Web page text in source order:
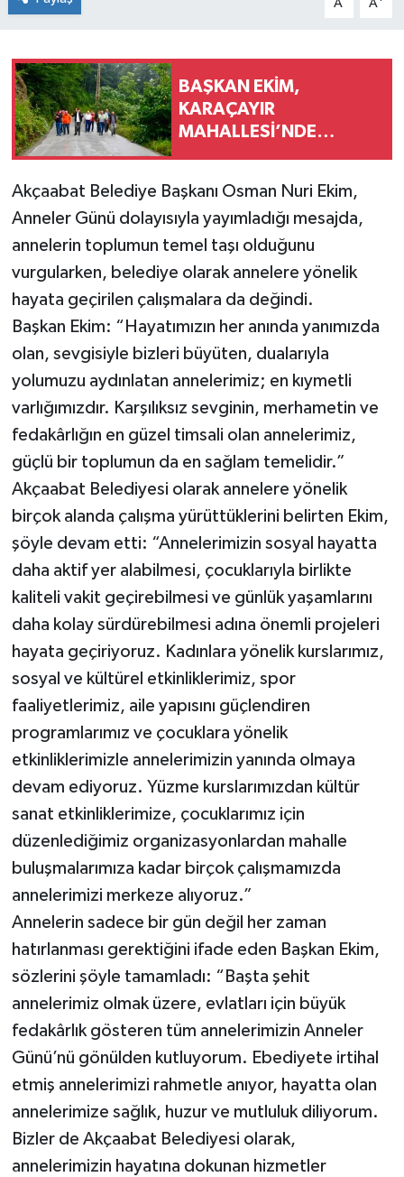
A A
BAŞKAN EKİM,
KARAÇAYIR
MAHALLESİ’NDE
ÇALIŞMALARINI
İNCELEDİ
Akçaabat Belediye Başkanı Osman Nuri Ekim,
Anneler Günü dolayısıyla yayımladığı mesajda,
annelerin toplumun temel taşı olduğunu
vurgularken, belediye olarak annelere yönelik
hayata geçirilen çalışmalara da değindi.
Başkan Ekim: “Hayatımızın her anında yanımızda
olan, sevgisiyle bizleri büyüten, dualarıyla
yolumuzu aydınlatan annelerimiz; en kıymetli
varlığımızdır. Karşılıksız sevginin, merhametin ve
fedakârlığın en güzel timsali olan annelerimiz,
güçlü bir toplumun da en sağlam temelidir.”
Akçaabat Belediyesi olarak annelere yönelik
birçok alanda çalışma yürüttüklerini belirten Ekim,
şöyle devam etti: “Annelerimizin sosyal hayatta
daha aktif yer alabilmesi, çocuklarıyla birlikte
kaliteli vakit geçirebilmesi ve günlük yaşamlarını
daha kolay sürdürebilmesi adına önemli projeleri
hayata geçiriyoruz. Kadınlara yönelik kurslarımız,
sosyal ve kültürel etkinliklerimiz, spor
faaliyetlerimiz, aile yapısını güçlendiren
programlarımız ve çocuklara yönelik
etkinliklerimizle annelerimizin yanında olmaya
devam ediyoruz. Yüzme kurslarımızdan kültür
sanat etkinliklerimize, çocuklarımız için
düzenlediğimiz organizasyonlardan mahalle
buluşmalarımıza kadar birçok çalışmamızda
annelerimizi merkeze alıyoruz.”
Annelerin sadece bir gün değil her zaman
hatırlanması gerektiğini ifade eden Başkan Ekim,
sözlerini şöyle tamamladı: “Başta şehit
annelerimiz olmak üzere, evlatları için büyük
fedakârlık gösteren tüm annelerimizin Anneler
Günü’nü gönülden kutluyorum. Ebediyete irtihal
etmiş annelerimizi rahmetle anıyor, hayatta olan
annelerimize sağlık, huzur ve mutluluk diliyorum.
Bizler de Akçaabat Belediyesi olarak,
annelerimizin hayatına dokunan hizmetler